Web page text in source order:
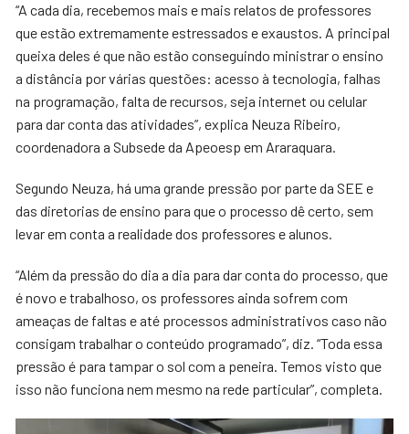
“A cada dia, recebemos mais e mais relatos de professores
que estão extremamente estressados e exaustos. A principal
queixa deles é que não estão conseguindo ministrar o ensino
a distância por várias questões: acesso à tecnologia, falhas
na programação, falta de recursos, seja internet ou celular
para dar conta das atividades”, explica Neuza Ribeiro,
coordenadora a Subsede da Apeoesp em Araraquara.
Segundo Neuza, há uma grande pressão por parte da SEE e
das diretorias de ensino para que o processo dê certo, sem
levar em conta a realidade dos professores e alunos.
“Além da pressão do dia a dia para dar conta do processo, que
é novo e trabalhoso, os professores ainda sofrem com
ameaças de faltas e até processos administrativos caso não
consigam trabalhar o conteúdo programado”, diz. “Toda essa
pressão é para tampar o sol com a peneira. Temos visto que
isso não funciona nem mesmo na rede particular”, completa.